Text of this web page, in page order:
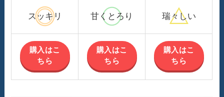
スッキリ 甘くとろり 瑞々しい
購入はこ
ちら
購入はこ
ちら
購入はこ
ちら